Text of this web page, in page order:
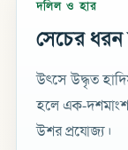
দলিল ও হার
সেচের
উৎসে উদ্ধৃত
হলে এক-
উশর প্রযোজ্য।